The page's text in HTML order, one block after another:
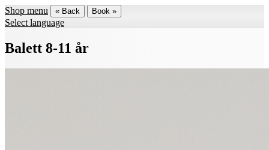
Shop menu « Back Book »
Select language
Balett 8-11 år